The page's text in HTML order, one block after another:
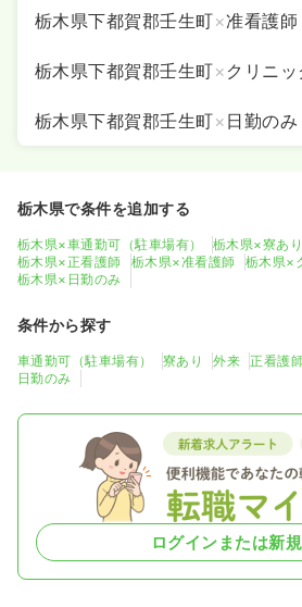
栃木県下都賀郡壬生町×准看護師
栃木県下都賀郡壬生町× クリニッ
栃木県下都賀郡壬生町× 日勤のみ
栃木県で条件を追加する
栃木県×車通勤可（駐車場有） 栃木県×寮あり
栃木県×正看護師
栃木県×准看護師
栃木県×
栃木県×日勤のみ
条件から探す
車通勤可（駐車場有） 寮あり 外来 正看護
日勤のみ
ログインまたは新